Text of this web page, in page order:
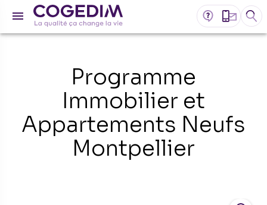
Programme
Immobilier et
Appartements Neufs
Montpellier